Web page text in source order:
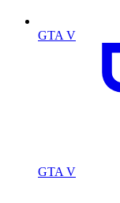
GTA V
GTA V